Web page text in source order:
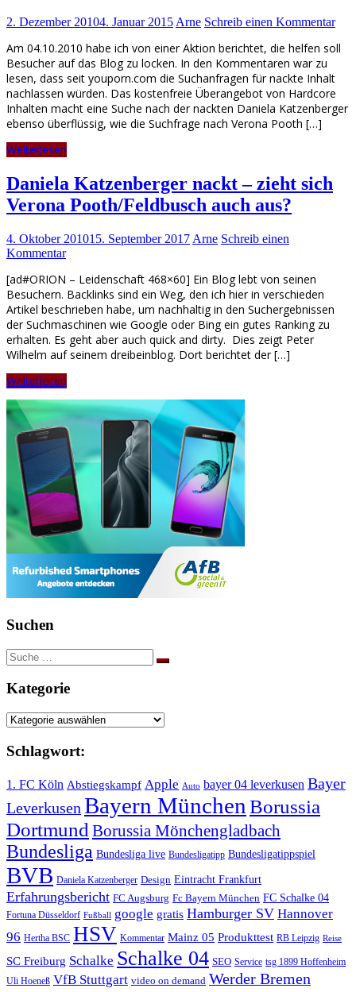
2. Dezember 20104. Januar 2015Arne Schreib einen Kommentar
Am 04.10.2010 habe ich von einer Aktion berichtet, die helfen soll
Besucher auf das Blog zu locken. In den Kommentaren war zu
lesen, dass seit youporn.com die Suchanfragen für nackte Inhalt
nachlassen würden. Das kostenfreie Überangebot von Hardcore
Inhalten macht eine Suche nach der nackten Daniela Katzenberger
ebenso überflüssig, wie die Suchfrage nach Verona Pooth […]
Weiterlesen
Daniela Katzenberger nackt – zieht sich
Verona Pooth/Feldbusch auch aus?
4. Oktober 201015. September 2017 Arne Schreib einen
Kommentar
[ad#ORION – Leidenschaft 468×60] Ein Blog lebt von seinen
Besuchern. Backlinks sind ein Weg, den ich hier in verschieden
Artikel beschrieben habe, um nachhaltig in den Suchergebnissen
der Suchmaschinen wie Google oder Bing ein gutes Ranking zu
erhalten. Es geht aber auch quick and dirty. Dies zeigt Peter
Wilhelm auf seinem dreibeinblog. Dort berichtet der […]
Weiterlesen
Suchen
Suche
nach:
Kategorie
Kategorie
Schlagwort:
1. FC Köln Abstiegskampf Apple Auto bayer 04 leverkusen Bayer
Leverkusen Bayern München Borussia
Dortmund Borussia Mönchengladbach
Bundesliga Bundesliga live Bundesligatipp Bundesligatippspiel
BVB Daniela Katzenberger Design Eintracht Frankfurt
Erfahrungsbericht FC Augsburg Fc Bayern München FC Schalke 04
Fortuna Düsseldorf Fußball google gratis Hamburger SV Hannover
96 Hertha BSC HSV Kommentar Mainz 05 Produkttest RB Leipzig Reise
SC Freiburg Schalke Schalke 04 SEO Service tsg 1899 Hoffenheim
Uli Hoeneß VfB Stuttgart video on demand Werder Bremen